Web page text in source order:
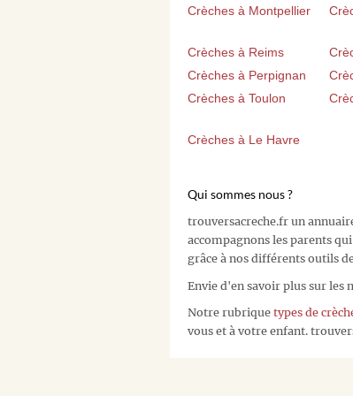
Crèches à Montpellier
Crèches à Reims
Crèches à Perpignan
Crèches à Toulon
Crèches à Le Havre
Qui sommes nous ?
trouversacreche.fr un
accompagnons les parents
grâce à nos différents outils
Envie d'en savoir plus sur les
Notre rubrique types de
vous et à votre enfant.